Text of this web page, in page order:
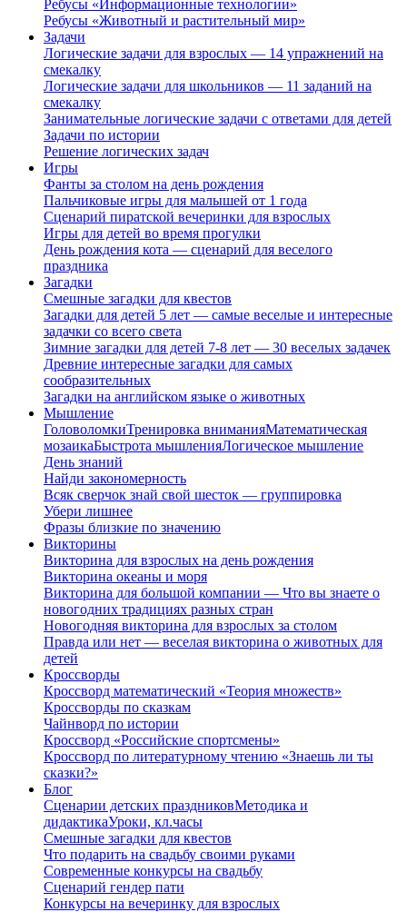
Ребусы «Информационные технологии»
Ребусы «Животный и растительный мир»
Задачи
Логические задачи для взрослых — 14 упражнений на
смекалку
Логические задачи для школьников — 11 заданий на
смекалку
Занимательные логические задачи с ответами для детей
Задачи по истории
Решение логических задач
Игры
Фанты за столом на день рождения
Пальчиковые игры для малышей от 1 года
Сценарий пиратской вечеринки для взрослых
Игры для детей во время прогулки
День рождения кота — сценарий для веселого
праздника
Загадки
Смешные загадки для квестов
Загадки для детей 5 лет — самые веселые и интересные
задачки со всего света
Зимние загадки для детей 7-8 лет — 30 веселых задачек
Древние интересные загадки для самых
сообразительных
Загадки на английском языке о животных
Мышление
ГоловоломкиТренировка вниманияМатематическая
мозаикаБыстрота мышленияЛогическое мышление
День знаний
Найди закономерность
Всяк сверчок знай свой шесток — группировка
Убери лишнее
Фразы близкие по значению
Викторины
Викторина для взрослых на день рождения
Викторина океаны и моря
Викторина для большой компании — Что вы знаете о
новогодних традициях разных стран
Новогодняя викторина для взрослых за столом
Правда или нет — веселая викторина о животных для
детей
Кроссворды
Кроссворд математический «Теория множеств»
Кроссворды по сказкам
Чайнворд по истории
Кроссворд «Российские спортсмены»
Кроссворд по литературному чтению «Знаешь ли ты
сказки?»
Блог
Сценарии детских праздниковМетодика и
дидактикаУроки, кл.часы
Смешные загадки для квестов
Что подарить на свадьбу своими руками
Современные конкурсы на свадьбу
Сценарий гендер пати
Конкурсы на вечеринку для взрослых